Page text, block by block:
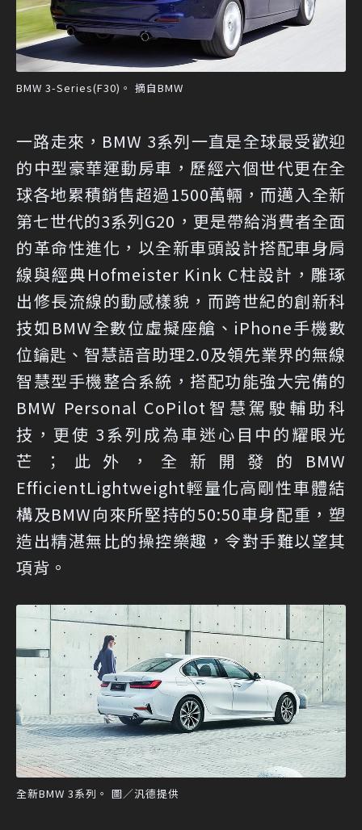
BMW 3-Series(F30)。 摘自BMW
一路走來，BMW 3系列一直是全球最受歡迎
的中型豪華運動房車，歷經六個世代更在全
球各地累積銷售超過1500萬輛，而邁入全新
第七世代的3系列G20，更是帶給消費者全面
的革命性進化，以全新車頭設計搭配車身肩
線與經典Hofmeister Kink C柱設計，雕琢
出修長流線的動感樣貌，而跨世紀的創新科
技如BMW全數位虛擬座艙、iPhone手機數
位鑰匙、智慧語音助理2.0及領先業界的無線
智慧型手機整合系統，搭配功能強大完備的
BMW Personal CoPilot智慧駕駛輔助科
技，更使 3系列成為車迷心目中的耀眼光
芒；此外，全新開發的BMW
EfficientLightweight輕量化高剛性車體結
構及BMW向來所堅持的50:50車身配重，塑
造出精湛無比的操控樂趣，令對手難以望其
項背。
全新BMW 3系列。 圖／汎德提供